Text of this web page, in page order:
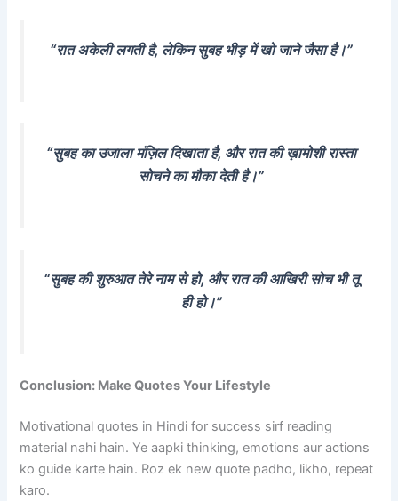
“रात अकेली लगती है, लेकिन सुबह भीड़ में खो जाने जैसा है।”
“सुबह का उजाला मंज़िल दिखाता है, और रात की ख़ामोशी रास्ता
सोचने का मौका देती है।”
“सुबह की शुरुआत तेरे नाम से हो, और रात की आखिरी सोच भी तू
ही हो।”
Conclusion: Make Quotes Your Lifestyle
Motivational quotes in Hindi for success sirf reading
material nahi hain. Ye aapki thinking, emotions aur actions
ko guide karte hain. Roz ek new quote padho, likho, repeat
karo.